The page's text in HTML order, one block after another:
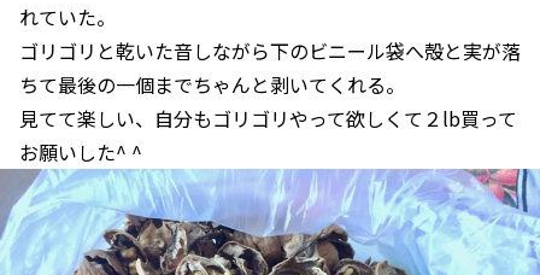
れていた。
ゴリゴリと乾いた音しながら下のビニール袋へ殻と実が落
ちて最後の一個までちゃんと剥いてくれる。
見てて楽しい、自分もゴリゴリやって欲しくて２lb買って
お願いした^ ^